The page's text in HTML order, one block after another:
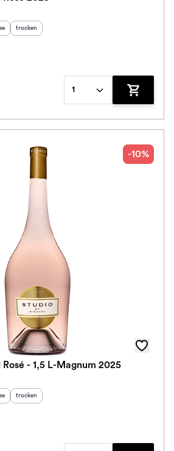
Geschmack
trocken
1
Zum
-10%
- 1,5 L-Magnum 2025
Geschmack
trocken